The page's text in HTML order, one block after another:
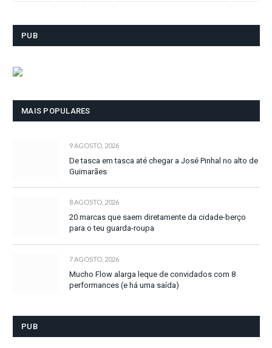
PUB
MAIS POPULARES
9 AGOSTO, 2026
De tasca em tasca até chegar a José Pinhal no alto de
Guimarães
8 AGOSTO, 2026
20 marcas que saem diretamente da cidade-berço
para o teu guarda-roupa
7 AGOSTO, 2026
Mucho Flow alarga leque de convidados com 8
performances (e há uma saída)
PUB